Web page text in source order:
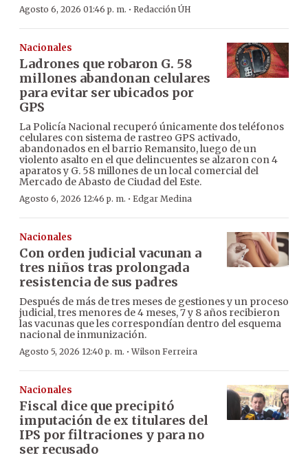
Agosto 6, 2026 01:46 p. m. · Redacción ÚH
Nacionales
Ladrones que robaron G. 58
millones abandonan celulares
para evitar ser ubicados por
GPS
La Policía Nacional recuperó únicamente dos teléfonos
celulares con sistema de rastreo GPS activado,
abandonados en el barrio Remansito, luego de un
violento asalto en el que delincuentes se alzaron con 4
aparatos y G. 58 millones de un local comercial del
Mercado de Abasto de Ciudad del Este.
Agosto 6, 2026 12:46 p. m. · Edgar Medina
Nacionales
Con orden judicial vacunan a
tres niños tras prolongada
resistencia de sus padres
Después de más de tres meses de gestiones y un proceso
judicial, tres menores de 4 meses, 7 y 8 años recibieron
las vacunas que les correspondían dentro del esquema
nacional de inmunización.
Agosto 5, 2026 12:40 p. m. ·Wilson Ferreira
Nacionales
Fiscal dice que precipitó
imputación de ex titulares del
IPS por filtraciones y para no
ser recusado